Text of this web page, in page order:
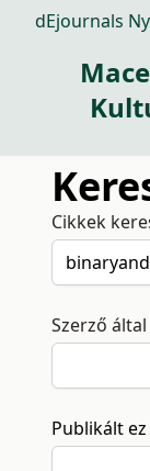
dEjournals
Cikkek
Szerző által
Publikált